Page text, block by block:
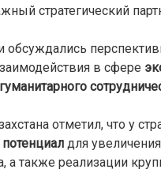
стратегический
обсуждались
в сфере
отметил, что у
для увеличения
а также реализации